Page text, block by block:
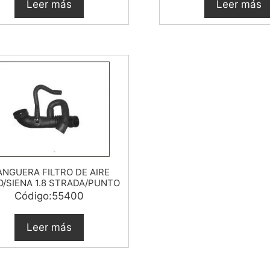
Leer más Leer más
FILTRO DE AIRE
SIENA 1.8 STRADA/PUNTO
Código:55400
Leer más